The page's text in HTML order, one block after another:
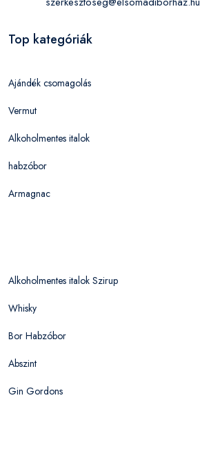
Top kategóriák
Ajándék csomagolás
Vermut
Alkoholmentes italok
habzóbor
Armagnac
Alkoholmentes italok Szirup
Whisky
Bor Habzóbor
Abszint
Gin Gordons